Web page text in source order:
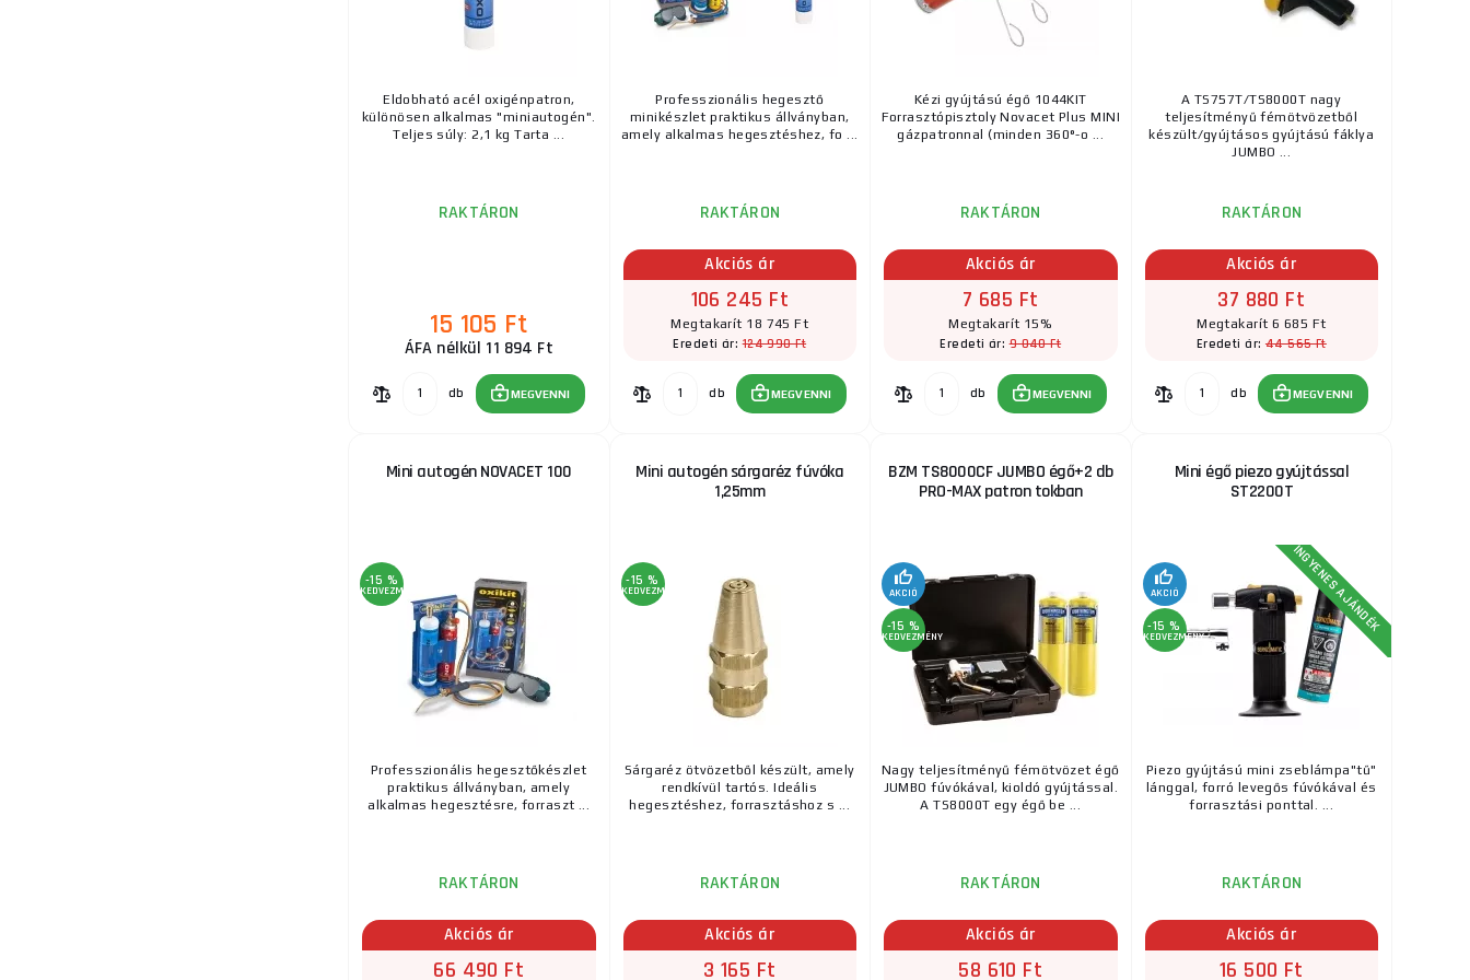
20.
TORNADO zseblámpa piezo gyújtással + piercing patron
Kemper Tornado repülő lámpa piezo gyújtással A könnyű és strapabíró
Kemper Tornado repülőlámpa ideális segítőtárs sokfé ...
ks MEGVENNI
Eldobható acél oxigénpatron,
különösen alkalmas "miniautogén".
Teljes súly: 2,1 kg Tarta ...
RAKTÁRON
15 105 Ft
ÁFA nélkül 11 894 Ft
db MEGVENNI
Professzionális hegesztő
minikészlet praktikus állványban,
amely alkalmas hegesztéshez, fo ...
RAKTÁRON
Akciós ár
106 245 Ft
Megtakarít 18 745 Ft
Eredeti ár:124 990 Ft
db MEGVENNI
Kézi gyújtású égő 1044KIT
Forrasztópisztoly Novacet Plus MINI
gázpatronnal (minden 360°-o ...
RAKTÁRON
Akciós ár
7 685 Ft
Megtakarít 15%
Eredeti ár:9 040 Ft
db MEGVENNI
A TS757T/TS8000T nagy
teljesítményű fémötvözetből
készült/gyújtásos gyújtású fáklya
JUMBO ...
RAKTÁRON
Akciós ár
37 880 Ft
Megtakarít 6 685 Ft
Eredeti ár: 44 565 Ft
db MEGVENNI
Mini autogén NOVACET 100
-15 %
KEDVEZMÉNY
Professzionális hegesztőkészlet
praktikus állványban, amely
alkalmas hegesztésre, forraszt ...
RAKTÁRON
Akciós ár
66 490 Ft
Mini autogén sárgaréz fúvóka
1,25mm
-15 %
KEDVEZMÉNY
Sárgaréz ötvözetből készült, amely
rendkívül tartós. Ideális
hegesztéshez, forrasztáshoz s ...
RAKTÁRON
Akciós ár
3 165 Ft
BZM TS8000CF JUMBO égő+2 db
PRO-MAX patron tokban
AKCIÓ
-15 %
KEDVEZMÉNY
Nagy teljesítményű fémötvözet égő
JUMBO fúvókával, kioldó gyújtással.
A TS8000T egy égő be ...
RAKTÁRON
Akciós ár
58 610 Ft
Mini égő piezo gyújtással
ST2200T
AKCIÓ
-15 %
KEDVEZMÉNY
INGYENES AJÁNDÉK
Piezo gyújtású mini zseblámpa"tű"
lánggal, forró levegős fúvókával és
forrasztási ponttal. ...
RAKTÁRON
Akciós ár
16 500 Ft